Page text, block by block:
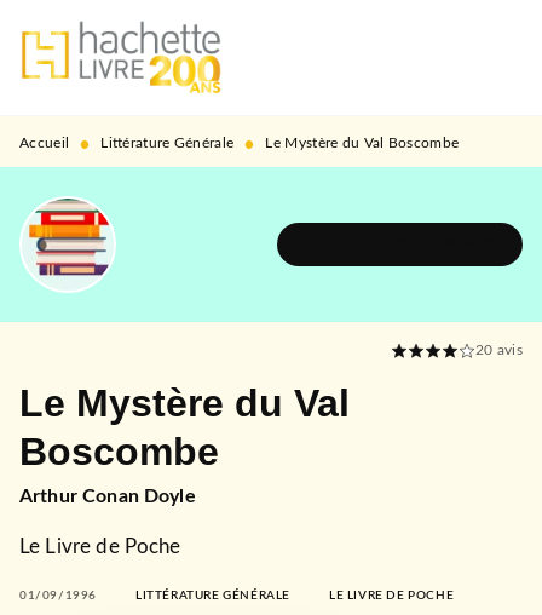
MENU RECHERCHE
PIED DE PAGE
Accueil • Littérature Générale • Le Mystère du Val Boscombe
20 avis
Le Mystère du Val
Boscombe
Arthur Conan Doyle
Le Livre de Poche
01/09/1996 LITTÉRATURE GÉNÉRALE LE LIVRE DE POCHE